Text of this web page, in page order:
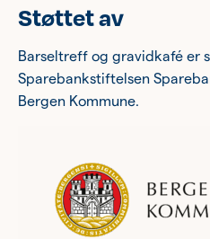
Støttet av
Barseltreff og gravidkafé er
Sparebankstiftelsen
Bergen Kommune.